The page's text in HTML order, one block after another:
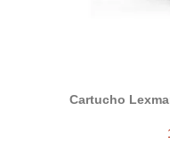
Cartucho